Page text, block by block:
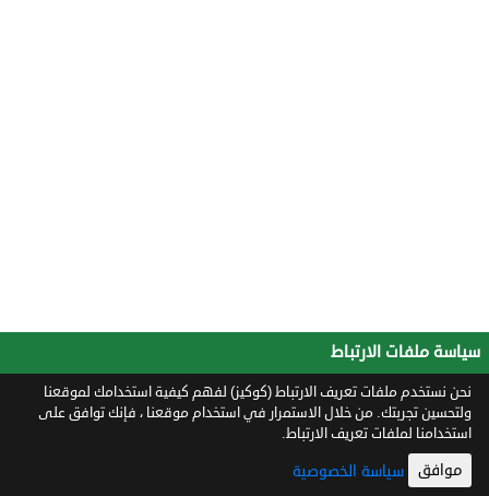
سياسة ملفات الارتباط
نحن نستخدم ملفات تعريف الارتباط (كوكيز) لفهم كيفية استخدامك لموقعنا
ولتحسين تجربتك. من خلال الاستمرار في استخدام موقعنا ، فإنك توافق على
استخدامنا لملفات تعريف الارتباط.
موافق سياسة الخصوصية